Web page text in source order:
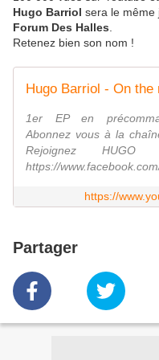
Hugo Barriol sera le même
Forum Des Halles
Retenez bien son nom !
Hugo Barriol - On the
1er EP en
Abonnez vous à la
Rejoignez HUGO
https://
https://
Partager